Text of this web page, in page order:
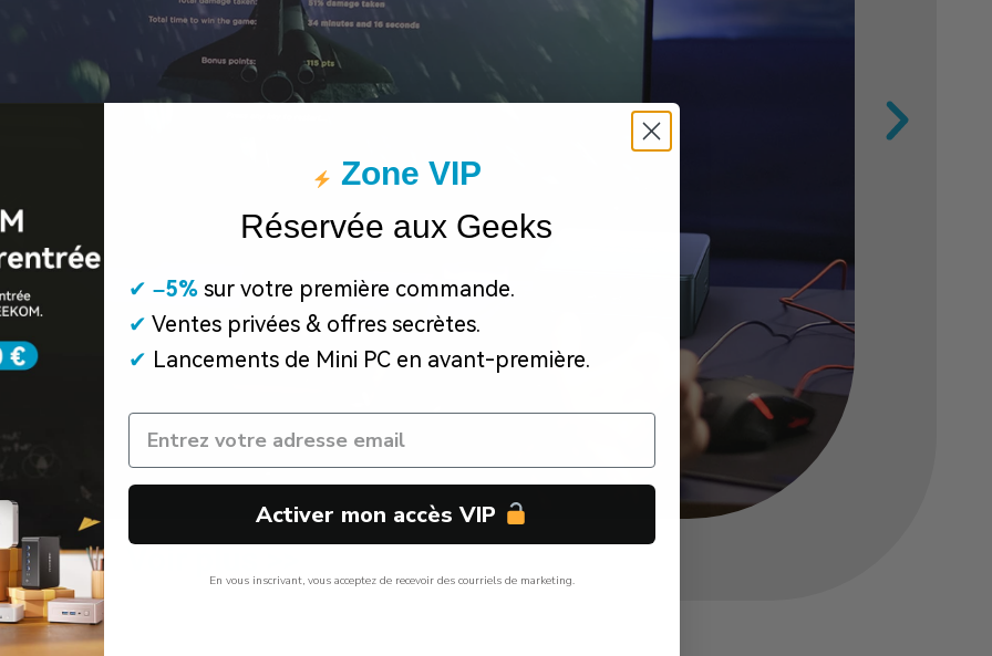
Zone VIP
Réservée aux Geeks
✔ –5% sur votre première commande.
✔ Ventes privées & offres secrètes.
✔ Lancements de Mini PC en avant-première.
Activer mon accès VIP
En vous inscrivant, vous acceptez de recevoir des courriels de marketing.